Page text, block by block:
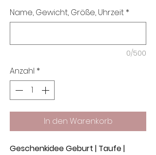
Name, Gewicht, Größe, Uhrzeit *
0/500
Anzahl *
In den Warenkorb
Geschenkidee Geburt | Taufe|